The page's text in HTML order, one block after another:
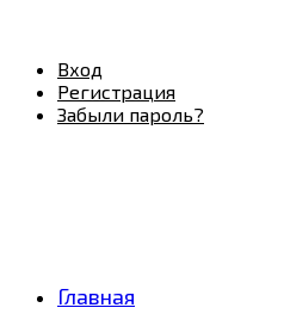
Вход
Регистрация
Забыли пароль?
Главная